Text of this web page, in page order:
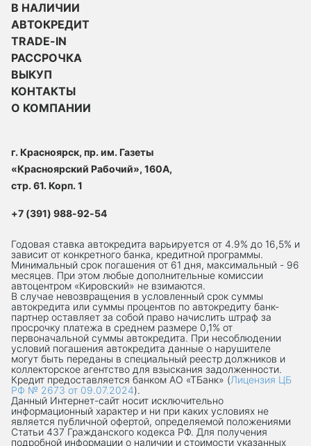
В НАЛИЧИИ
АВТОКРЕДИТ
TRADE-IN
РАССРОЧКА
ВЫКУП
КОНТАКТЫ
О КОМПАНИИ
г. Красноярск, пр. им. Газеты
«Красноярский Рабочий», 160А,
стр. 61. Корп. 1
+7 (391) 988-92-54
Годовая ставка автокредита варьируется от 4.9% до 16,5% и
зависит от конкретного банка, кредитной программы.
Минимальный срок погашения от 61 дня, максимальный - 96
месяцев. При этом любые дополнительные комиссии
автоцентром «Кировский» не взимаются.
В случае невозвращения в условленный срок суммы
автокредита или суммы процентов по автокредиту банк-
партнер оставляет за собой право начислить штраф за
просрочку платежа в среднем размере 0,1% от
первоначальной суммы автокредита. При несоблюдении
условий погашения автокредита данные о нарушителе
могут быть переданы в специальный реестр должников и
коллекторское агентство для взыскания задолженности.
Кредит предоставляется банком АО «ТБанк» (Лицензия ЦБ
РФ № 2673 от 09.07.2024).
Данный Интернет-сaйт носит исключительно
информационный характер и ни при каких условиях не
является публичной офертой, определяемой положениями
Статьи 437 Гражданского кодекса РФ. Для получения
подробной информации о наличии и стоимости указанных